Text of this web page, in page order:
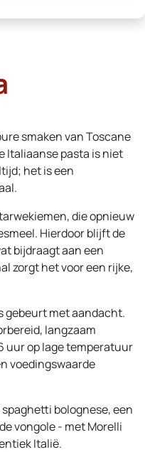
smaken van Toscane
Italiaanse pasta is niet
het is een
die opnieuw
Hierdoor blijft de
bijdraagt aan een
zorgt het voor een rijke,
gebeurt met aandacht.
langzaam
uur op lage temperatuur
voedingswaarde
bolognese, een
vongole - met Morelli
Italië.